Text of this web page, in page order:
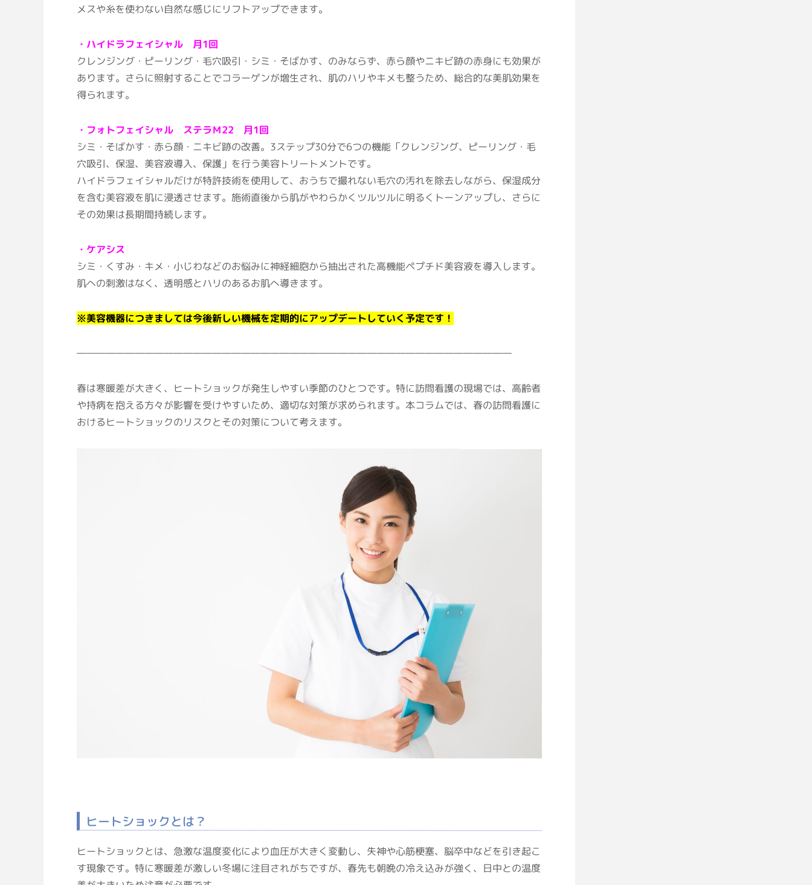
メスや糸を使わない自然な感じにリフトアップできます。
・ハイドラフェイシャル 月1回
クレンジング・ピーリング・毛穴吸引・シミ・そばかす、のみならず、赤ら顔やニキビ跡の赤身にも効果が
あります。さらに照射することでコラーゲンが増生され、肌のハリやキメも整うため、総合的な美肌効果を
得られます。
・フォトフェイシャル ステラＭ22 月1回
シミ・そばかす・赤ら顔・ニキビ跡の改善。3ステップ30分で6つの機能「クレンジング、ピーリング・毛
穴吸引、保湿、美容液導入、保護」を行う美容トリートメントです。
ハイドラフェイシャルだけが特許技術を使用して、おうちで撮れない毛穴の汚れを除去しながら、保湿成分
を含む美容液を肌に浸透させます。施術直後から肌がやわらかくツルツルに明るくトーンアップし、さらに
その効果は長期間持続します。
・ケアシス
シミ・くすみ・キメ・小じわなどのお悩みに神経細胞から抽出された高機能ペプチド美容液を導入します。
肌への刺激はなく、透明感とハリのあるお肌へ導きます。
※美容機器につきましては今後新しい機械を定期的にアップデートしていく予定です！
―――――――――――――――――――――――――――――――――――――――――――――
春は寒暖差が大きく、ヒートショックが発生しやすい季節のひとつです。特に訪問看護の現場では、高齢者
や持病を抱える方々が影響を受けやすいため、適切な対策が求められます。本コラムでは、春の訪問看護に
おけるヒートショックのリスクとその対策について考えます。
ヒートショックとは？
ヒートショックとは、急激な温度変化により血圧が大きく変動し、失神や心筋梗塞、脳卒中などを引き起こ
す現象です。特に寒暖差が激しい冬場に注目されがちですが、春先も朝晩の冷え込みが強く、日中との温度